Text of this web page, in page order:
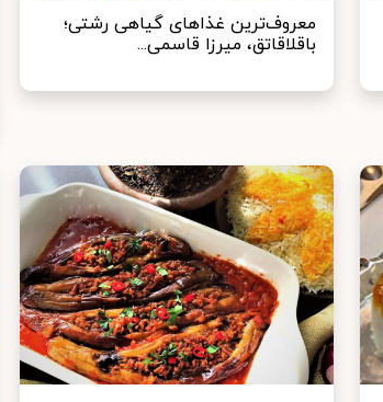
معروف‌ترین غذا‌های گیاهی رشتی؛
باقلاقاتق، میرزا قاسمی...